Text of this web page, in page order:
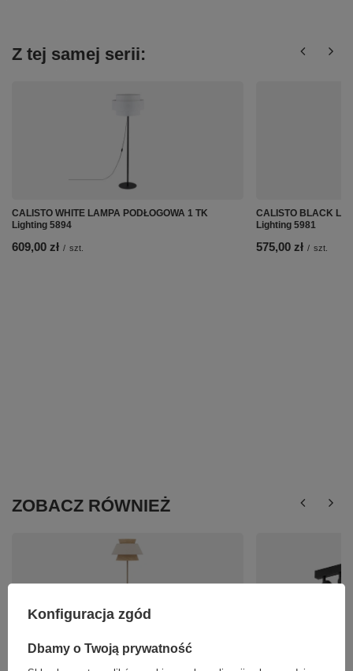
Z tej samej serii:
CALISTO WHITE LAMPA PODŁOGOWA 1 TK
Lighting 5894
609,00 zł / szt.
CALISTO BLACK
Lighting 5981
575,00 zł / szt.
ZOBACZ RÓWNIEŻ
Konfiguracja zgód
Dbamy o Twoją prywatność